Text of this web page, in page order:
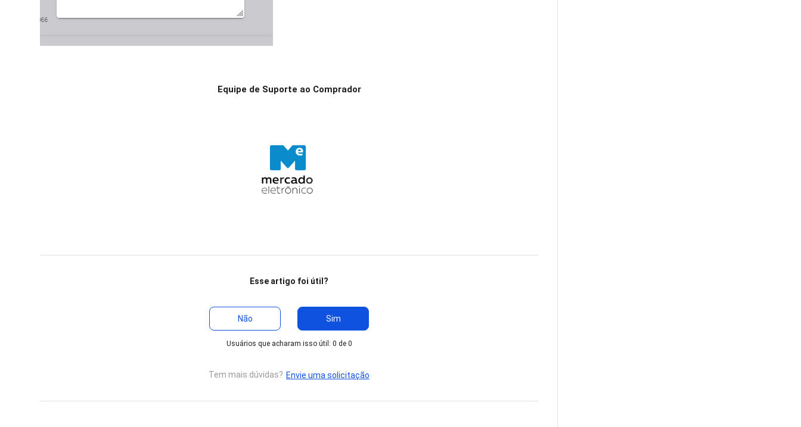
Equipe de Suporte ao Comprador
Esse artigo foi útil?
Não Sim
Usuários que acharam isso útil: 0 de 0
Tem mais dúvidas? Envie uma solicitação